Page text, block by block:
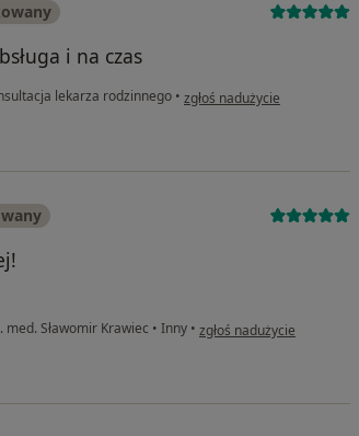
i na czas
lekarza rodzinnego • w opinii użytkownika Czesław
zgłoś nadużycie
Sławomir Krawiec • Inny • w opinii użytkownika Lesław
zgłoś nadużycie